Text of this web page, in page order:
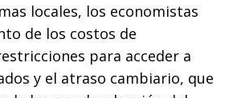
locales, los economistas
de los costos de
para acceder a
y el atraso cambiario, que